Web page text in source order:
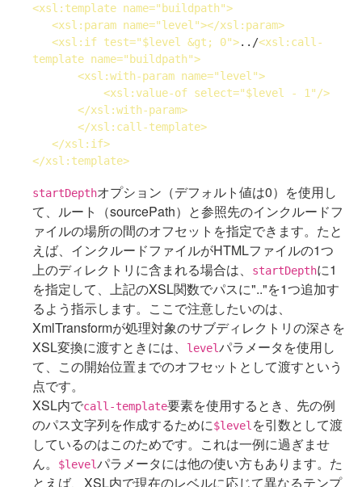
<xsl:template name="buildpath">
<xsl:param name="level"></xsl:param>
<xsl:if test="$level &gt; 0">../<xsl:call-
template name="buildpath">
<xsl:with-param name="level">
<xsl:value-of select="$level - 1"/>
</xsl:with-param>
</xsl:call-template>
</xsl:if>
</xsl:template>
startDepthオプション（デフォルト値は0）を使用し
て、ルート（sourcePath）と参照先のインクルードフ
ァイルの場所の間のオフセットを指定できます。たと
えば、インクルードファイルがHTMLファイルの1つ
上のディレクトリに含まれる場合は、
startDepthに1
を指定して、上記のXSL関数でパスに".."を1つ追加す
るよう指示します。ここで注意したいのは、
XmlTransformが処理対象のサブディレクトリの深さを
XSL変換に渡すときには、
levelパラメータを使用し
て、この開始位置までのオフセットとして渡すという
点です。
XSL内でcall-template要素を使用するとき、先の例
のパス文字列を作成するために$level を引数として渡
しているのはこのためです。これは一例に過ぎませ
ん。
$levelパラメータには他の使い方もあります。た
とえば、XSL内で現在のレベルに応じて異なるテンプ